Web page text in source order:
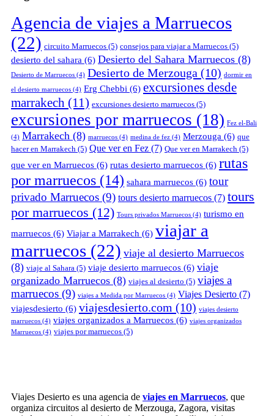
Agencia de viajes a Marruecos
(22) circuito Marruecos (5) consejos para viajar a Marruecos (5)
desierto del sahara (6) Desierto del Sahara Marruecos (8)
Desierto de Marruecos (4) Desierto de Merzouga (10) dormir en
el desierto marruecos (4) Erg Chebbi (6) excursiones desde
marrakech (11) excursiones desierto marruecos (5)
excursiones por marruecos (18) Fez el-Bali
(4) Marrakech (8) marruecos (4) medina de fez (4) Merzouga (6) que
hacer en Marrakech (5) Que ver en Fez (7) Que ver en Marrakech (5)
que ver en Marruecos (6) rutas desierto marruecos (6) rutas
por marruecos (14) sahara marruecos (6) tour
privado Marruecos (9) tours desierto marruecos (7) tours
por marruecos (12) Tours privados Marruecos (4) turismo en
marruecos (6) Viajar a Marrakech (6) viajar a
marruecos (22) viaje al desierto Marruecos
(8) viaje al Sahara (5) viaje desierto marruecos (6) viaje
organizado Marruecos (8) viajes al desierto (5) viajes a
marruecos (9) viajes a Medida por Marruecos (4) Viajes Desierto (7)
viajesdesierto (6) viajesdesierto.com (10) viajes desierto
marruecos (4) viajes organizados a Marruecos (6) viajes organizados
Marruecos (4) viajes por marruecos (5)
Viajes Desierto es una agencia de viajes en Marruecos, que
organiza circuitos al desierto de Merzouga, Zagora, visitas